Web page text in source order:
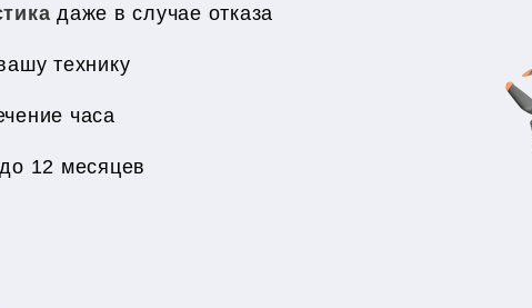
даже в случае отказа
технику
часа
до 12 месяцев